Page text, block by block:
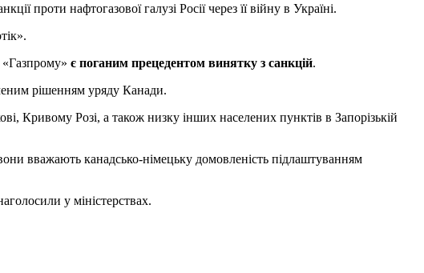
проти нафтогазової галузі Росії через її війну в Україні.
є поганим прецедентом винятку з санкцій.
рішенням уряду Канади.
Кривому Розі, а також низку інших населених пунктів в Запорізькій
вважають канадсько-німецьку домовленість підлаштуванням
у міністерствах.